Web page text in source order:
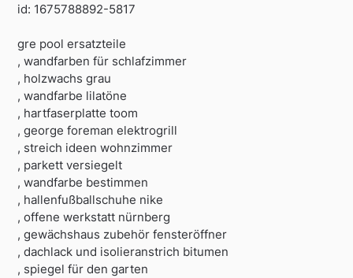
id: 1675788892-5817
gre pool ersatzteile
, wandfarben für schlafzimmer
, holzwachs grau
, wandfarbe lilatöne
, hartfaserplatte toom
, george foreman elektrogrill
, streich ideen wohnzimmer
, parkett versiegelt
, wandfarbe bestimmen
, hallenfußballschuhe nike
, offene werkstatt nürnberg
, gewächshaus zubehör fensteröffner
, dachlack und isolieranstrich bitumen
, spiegel für den garten